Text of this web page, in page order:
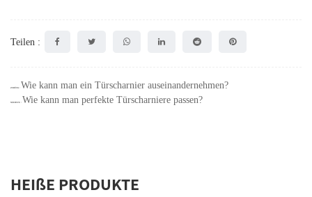
Teilen :
ZURÜCK： Wie kann man ein Türscharnier auseinandernehmen?
NÄCHSTE： Wie kann man perfekte Türscharniere passen?
HEIßE PRODUKTE